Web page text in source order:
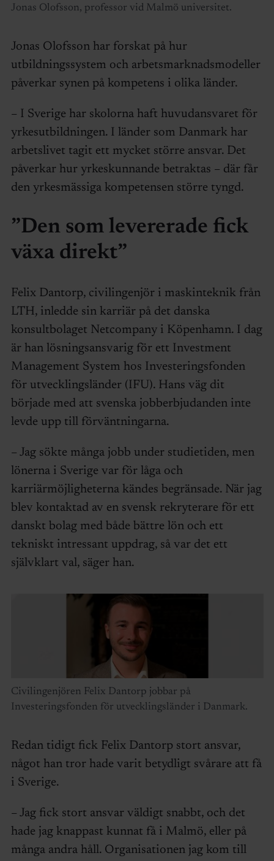
Jonas Olofsson, professor vid Malmö universitet.
Jonas Olofsson har forskat på hur
utbildningssystem och arbetsmarknadsmodeller
påverkar synen på kompetens i olika länder.
– I Sverige har skolorna haft huvudansvaret för
yrkesutbildningen. I länder som Danmark har
arbetslivet tagit ett mycket större ansvar. Det
påverkar hur yrkeskunnande betraktas – där får
den yrkesmässiga kompetensen större tyngd.
”Den som levererade fick
växa direkt”
Felix Dantorp, civilingenjör i maskinteknik från
LTH, inledde sin karriär på det danska
konsultbolaget Netcompany i Köpenhamn. I dag
är han lösningsansvarig för ett Investment
Management System hos Investeringsfonden
för utvecklingsländer (IFU). Hans väg dit
började med att svenska jobberbjudanden inte
levde upp till förväntningarna.
– Jag sökte många jobb under studietiden, men
lönerna i Sverige var för låga och
karriärmöjligheterna kändes begränsade. När jag
blev kontaktad av en svensk rekryterare för ett
danskt bolag med både bättre lön och ett
tekniskt intressant uppdrag, så var det ett
självklart val, säger han.
Civilingenjören Felix Dantorp jobbar på
Investeringsfonden för utvecklingsländer i Danmark.
Redan tidigt fick Felix Dantorp stort ansvar,
något han tror hade varit betydligt svårare att få
i Sverige.
– Jag fick stort ansvar väldigt snabbt, och det
hade jag knappast kunnat få i Malmö, eller på
många andra håll. Organisationen jag kom till